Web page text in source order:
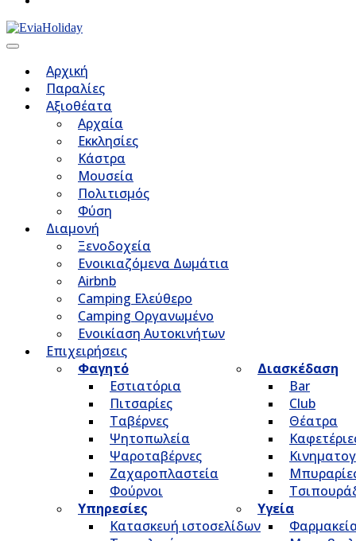
Αρχική
Παραλίες
Αξιοθέατα
Αρχαία
Εκκλησίες
Κάστρα
Μουσεία
Πολιτισμός
Φύση
Διαμονή
Ξενοδοχεία
Ενοικιαζόμενα Δωμάτια
Airbnb
Camping Ελεύθερο
Camping Οργανωμένο
Ενοικίαση Αυτοκινήτων
Επιχειρήσεις
Φαγητό
Εστιατόρια
Πιτσαρίες
Ταβέρνες
Ψητοπωλεία
Ψαροταβέρνες
Ζαχαροπλαστεία
Φούρνοι
Διασκέδαση
Bar
Club
Θέατρα
Υπηρεσίες
Κατασκευή ιστοσελίδων
Υγεία